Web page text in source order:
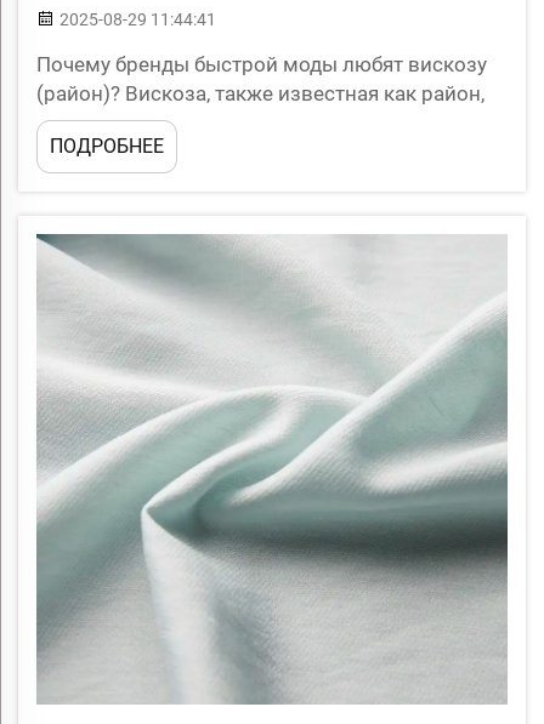
2025-08-29 11:44:41
Почему бренды быстрой моды любят вискозу
(район)? Вискоза, также известная как район,
стала одним из самых популярных материалов
для брендов быстрой моды. Этот
универсальный и доступный материал
привлекательным...
ПОДРОБНЕЕ